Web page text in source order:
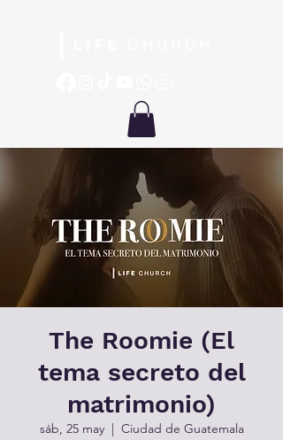
The Roomie (El
tema secreto del
matrimonio)
sáb, 25 may
  |
Ciudad de Guatemala